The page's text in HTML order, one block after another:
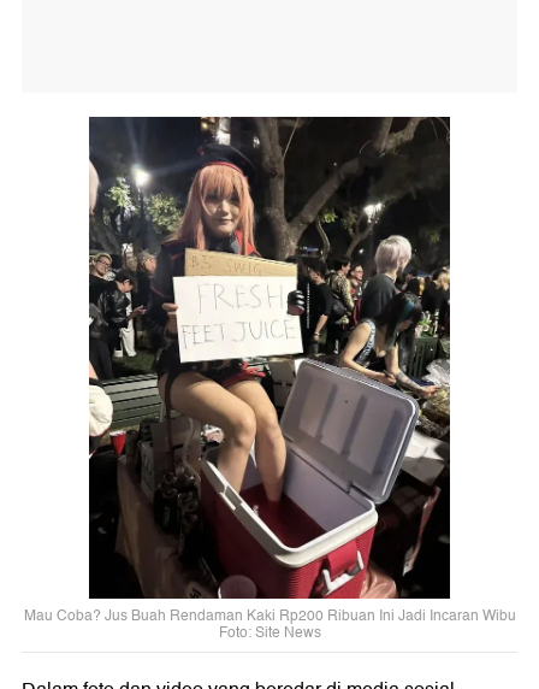
Mau Coba? Jus Buah Rendaman Kaki Rp200 Ribuan Ini Jadi Incaran Wibu
Foto: Site News